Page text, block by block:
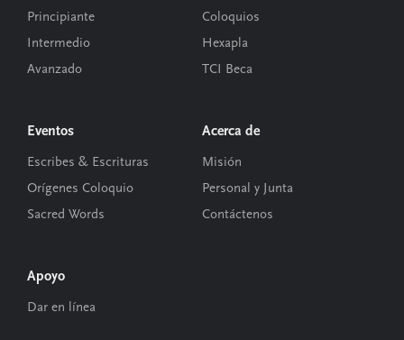
Principiante
Intermedio
Avanzado
Coloquios
Hexapla
TCI Beca
Eventos
Escribes & Escrituras
Orígenes Coloquio
Sacred Words
Acerca de
Misión
Personal y Junta
Contáctenos
Apoyo
Dar en línea